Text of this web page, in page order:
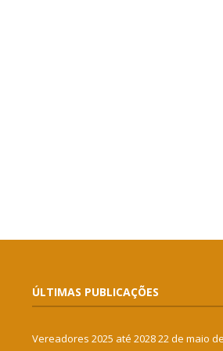
ÚLTIMAS PUBLICAÇÕES
Vereadores 2025 até 202822 de maio